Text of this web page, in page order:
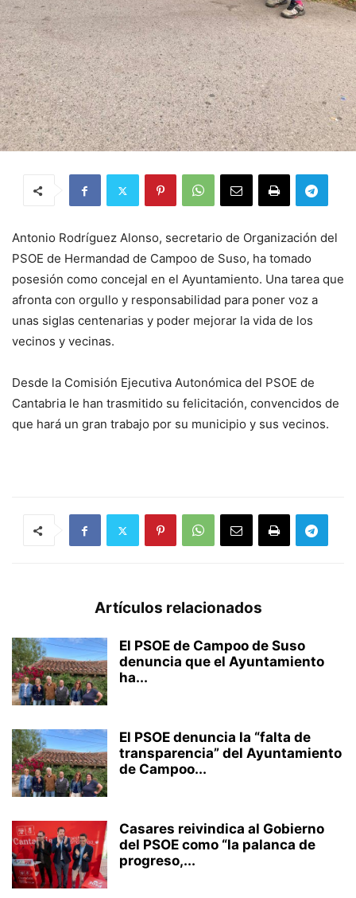
Antonio Rodríguez Alonso, secretario de Organización del
PSOE de Hermandad de Campoo de Suso, ha tomado
posesión como concejal en el Ayuntamiento. Una tarea que
afronta con orgullo y responsabilidad para poner voz a
unas siglas centenarias y poder mejorar la vida de los
vecinos y vecinas.
Desde la Comisión Ejecutiva Autonómica del PSOE de
Cantabria le han trasmitido su felicitación, convencidos de
que hará un gran trabajo por su municipio y sus vecinos.
Artículos relacionados
El PSOE de Campoo de Suso
denuncia que el Ayuntamiento
ha...
El PSOE denuncia la “falta de
transparencia” del Ayuntamiento
de Campoo...
Casares reivindica al Gobierno
del PSOE como “la palanca de
progreso,...